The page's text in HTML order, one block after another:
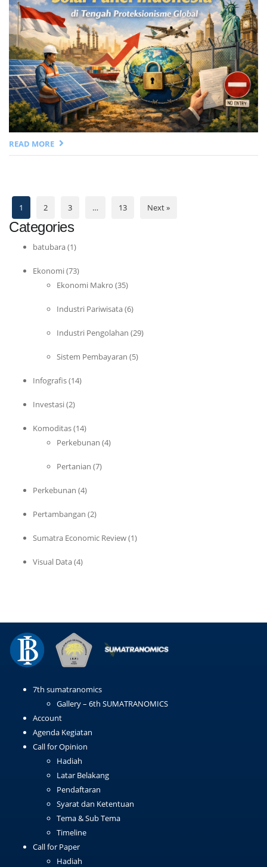
READ MORE
1 2 3 … 13 Next »
Categories
batubara(1)
Ekonomi(73)
Ekonomi Makro (35)
Industri Pariwisata(6)
Industri Pengolahan (29)
Sistem Pembayaran (5)
Infografis(14)
Investasi(2)
Komoditas(14)
Perkebunan (4)
Pertanian (7)
Perkebunan (4)
Pertambangan (2)
Sumatra Economic Review(1)
Visual Data(4)
7th sumatranomics
Gallery – 6th SUMATRANOMICS
Account
Agenda Kegiatan
Call for Opinion
Hadiah
Latar Belakang
Pendaftaran
Syarat dan Ketentuan
Tema & Sub Tema
Timeline
Call for Paper
Hadiah